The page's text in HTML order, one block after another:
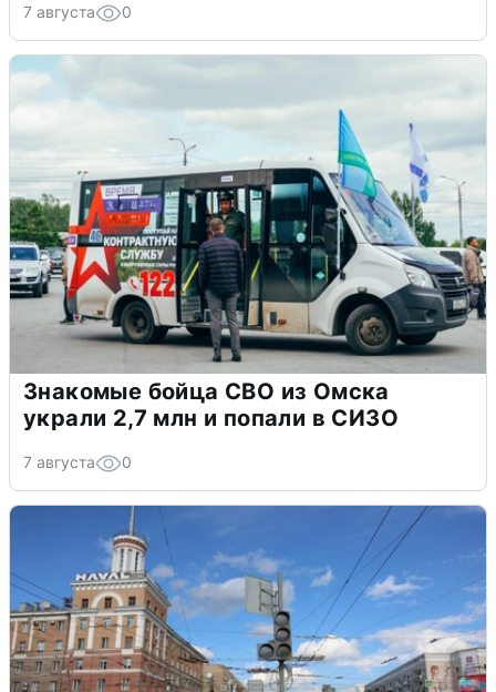
7 августа 0
Знакомые бойца СВО из Омска
украли 2,7 млн и попали в СИЗО
7 августа 0